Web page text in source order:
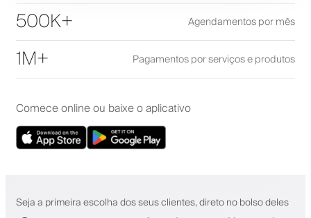
500K+ Agendamentos por mês
1M+ Pagamentos por serviços e produtos
Comece online ou baixe o aplicativo
Seja a primeira escolha dos seus clientes, direto no bolso deles